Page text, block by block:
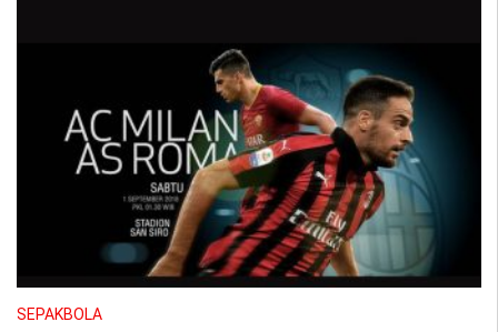
SEPAKBOLA